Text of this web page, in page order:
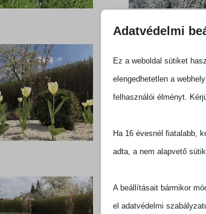
Adatvédelmi
Ez a weboldal sütiket
elengedhetetlen a
felhasználói élményt.
Ha 16 évesnél fiatalabb,
adta, a nem alapvető
A beállításait bármikor
el adatvédelmi